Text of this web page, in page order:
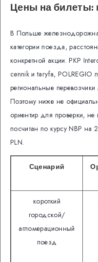
Цены на билеты:
В Польше
категории поезда,
конкретной акции. PKP
cennik и taryfa, POLREGIO
региональные
Поэтому ниже не
ориентир для проверки, не
посчитан по курсу NBP
PLN.
Сценарий
короткий
городской/
агломерационный
поезд